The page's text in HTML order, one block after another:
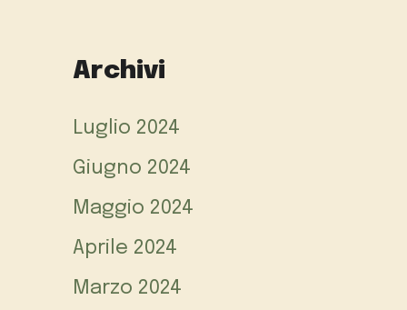
Archivi
Luglio 2024
Giugno 2024
Maggio 2024
Aprile 2024
Marzo 2024